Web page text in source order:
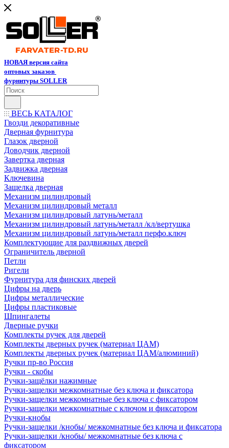
НОВАЯ версия сайта
оптовых заказов
фурнитуры SOLLER
ВЕСЬ КАТАЛОГ
Гвозди декоративные
Дверная фурнитура
Глазок дверной
Доводчик дверной
Завертка дверная
Задвижка дверная
Ключевина
Защелка дверная
Механизм цилиндровый
Механизм цилиндровый металл
Механизм цилиндровый латунь/металл
Механизм цилиндровый латунь/металл /кл/вертушка
Механизм цилиндровый латунь/металл перфо.ключ
Комплектующие для раздвижных дверей
Ограничитель дверной
Петли
Ригели
Фурнитура для финских дверей
Цифры на дверь
Цифры металлические
Цифры пластиковые
Шпингалеты
Дверные ручки
Комплекты ручек для дверей
Комплекты дверных ручек (материал ЦАМ)
Комплекты дверных ручек (материал ЦАМ/алюминий)
Ручки пр-во Россия
Ручки - скобы
Ручки-защёлки нажимные
Ручки-защелки межкомнатные без ключа и фиксатора
Ручки-защелки межкомнатные без ключа с фиксатором
Ручки-защелки межкомнатные с ключом и фиксатором
Ручки-кнобы
Ручки-защелки /кнобы/ межкомнатные без ключа и фиксатора
Ручки-защелки /кнобы/ межкомнатные без ключа с
фиксатором